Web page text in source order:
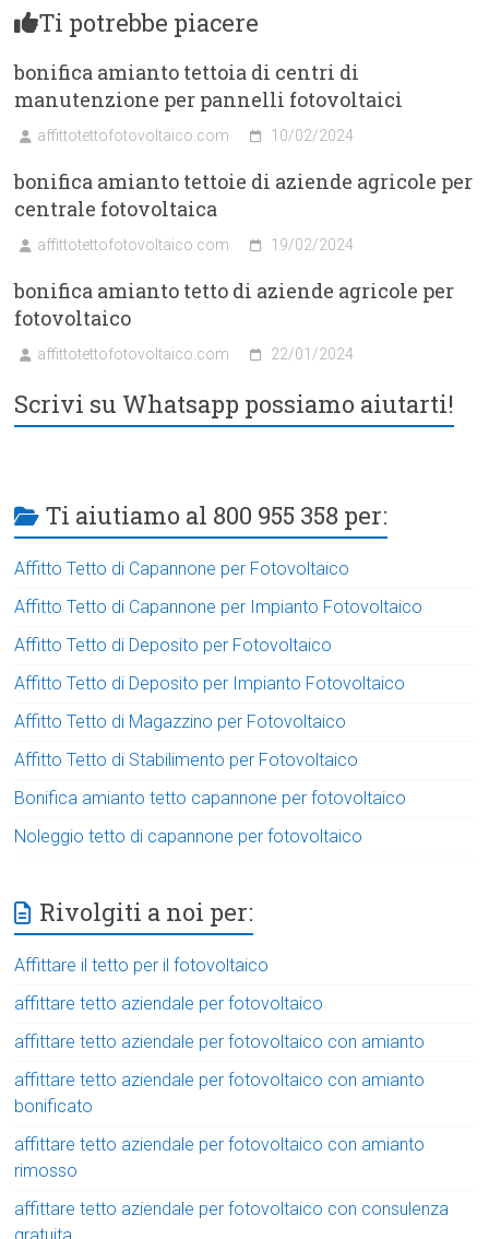
Ti potrebbe piacere
bonifica amianto tettoia di centri di
manutenzione per pannelli fotovoltaici
affittotettofotovoltaico.com 10/02/2024
bonifica amianto tettoie di aziende agricole per
centrale fotovoltaica
affittotettofotovoltaico.com 19/02/2024
bonifica amianto tetto di aziende agricole per
fotovoltaico
affittotettofotovoltaico.com 22/01/2024
Scrivi su Whatsapp possiamo aiutarti!
Ti aiutiamo al 800 955 358 per:
Affitto Tetto di Capannone per Fotovoltaico
Affitto Tetto di Capannone per Impianto Fotovoltaico
Affitto Tetto di Deposito per Fotovoltaico
Affitto Tetto di Deposito per Impianto Fotovoltaico
Affitto Tetto di Magazzino per Fotovoltaico
Affitto Tetto di Stabilimento per Fotovoltaico
Bonifica amianto tetto capannone per fotovoltaico
Noleggio tetto di capannone per fotovoltaico
Rivolgiti a noi per:
Affittare il tetto per il fotovoltaico
affittare tetto aziendale per fotovoltaico
affittare tetto aziendale per fotovoltaico con amianto
affittare tetto aziendale per fotovoltaico con amianto
bonificato
affittare tetto aziendale per fotovoltaico con amianto
rimosso
affittare tetto aziendale per fotovoltaico con consulenza
gratuita